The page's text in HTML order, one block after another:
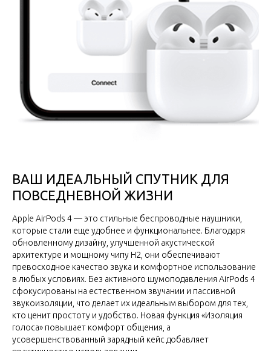
ВАШ ИДЕАЛЬНЫЙ СПУТНИК ДЛЯ
ПОВСЕДНЕВНОЙ ЖИЗНИ
Apple AirPods 4 — это стильные беспроводные наушники,
которые стали еще удобнее и функциональнее. Благодаря
обновленному дизайну, улучшенной акустической
архитектуре и мощному чипу H2, они обеспечивают
превосходное качество звука и комфортное использование
в любых условиях. Без активного шумоподавления AirPods 4
сфокусированы на естественном звучании и пассивной
звукоизоляции, что делает их идеальным выбором для тех,
кто ценит простоту и удобство. Новая функция «Изоляция
голоса» повышает комфорт общения, а
усовершенствованный зарядный кейс добавляет